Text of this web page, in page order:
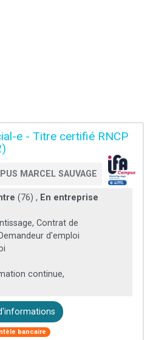
e - Titre certifié RNCP
MARCEL SAUVAGE
(76) , En entreprise
Contrat de
d'emploi
continue,
bancaire